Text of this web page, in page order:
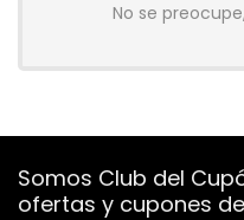
No se
Somos Club del
ofertas y cupones